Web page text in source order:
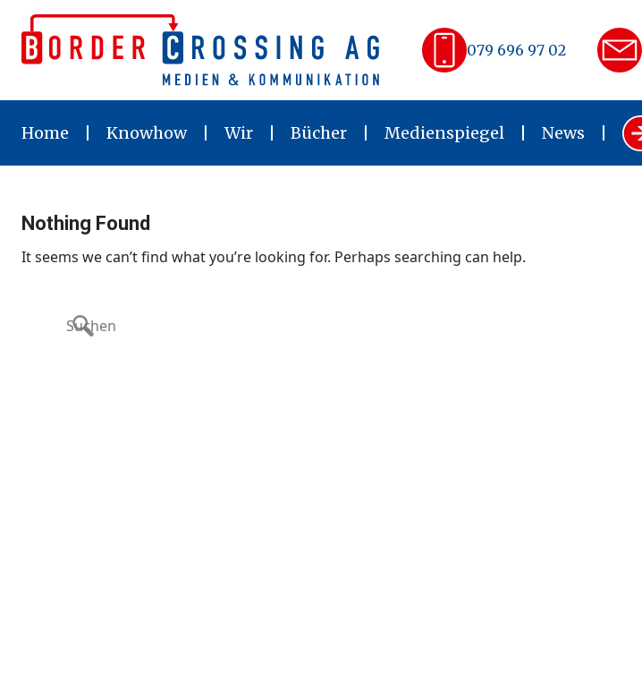
content
079 696 97 02
Home Knowhow Wir Bücher Medienspiegel News
Nothing Found
It seems we can’t find what you’re looking for. Perhaps searching can help.